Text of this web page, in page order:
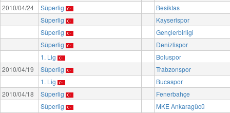
2010/04/24
Süperlig
Besiktas
Süperlig
Kayserispor
Süperlig
Gençlerbirligi
Süperlig
Denizlispor
1. Lig
Boluspor
2010/04/19
Süperlig
Trabzonspor
1. Lig
Bucaspor
2010/04/18
Süperlig
Fenerbahçe
Süperlig
MKE Ankaragücü